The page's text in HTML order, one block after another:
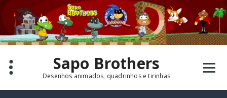
para
conteúdo
Sapo Brothers
Desenhos animados, quadrinhos e tirinhas